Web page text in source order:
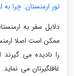
تور ارمنستان: چرا به
دلایل سفر به
ممکن است اصلا
را نادیده می
غافلگیرتان می